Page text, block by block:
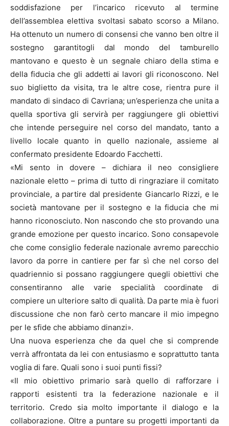
soddisfazione per l’incarico ricevuto al termine
dell’assemblea elettiva svoltasi sabato scorso a Milano.
Ha ottenuto un numero di consensi che vanno ben oltre il
sostegno garantitogli dal mondo del tamburello
mantovano e questo è un segnale chiaro della stima e
della fiducia che gli addetti ai lavori gli riconoscono. Nel
suo biglietto da visita, tra le altre cose, rientra pure il
mandato di sindaco di Cavriana; un’esperienza che unita a
quella sportiva gli servirà per raggiungere gli obiettivi
che intende perseguire nel corso del mandato, tanto a
livello locale quanto in quello nazionale, assieme al
confermato presidente Edoardo Facchetti.
«Mi sento in dovere – dichiara il neo consigliere
nazionale eletto – prima di tutto di ringraziare il comitato
provinciale, a partire dal presidente Giancarlo Rizzi, e le
società mantovane per il sostegno e la fiducia che mi
hanno riconosciuto. Non nascondo che sto provando una
grande emozione per questo incarico. Sono consapevole
che come consiglio federale nazionale avremo parecchio
lavoro da porre in cantiere per far sì che nel corso del
quadriennio si possano raggiungere quegli obiettivi che
consentiranno alle varie specialità coordinate di
compiere un ulteriore salto di qualità. Da parte mia è fuori
discussione che non farò certo mancare il mio impegno
per le sfide che abbiamo dinanzi».
Una nuova esperienza che da quel che si comprende
verrà affrontata da lei con entusiasmo e soprattutto tanta
voglia di fare. Quali sono i suoi punti fissi?
«Il mio obiettivo primario sarà quello di rafforzare i
rapporti esistenti tra la federazione nazionale e il
territorio. Credo sia molto importante il dialogo e la
collaborazione. Oltre a puntare su progetti importanti da